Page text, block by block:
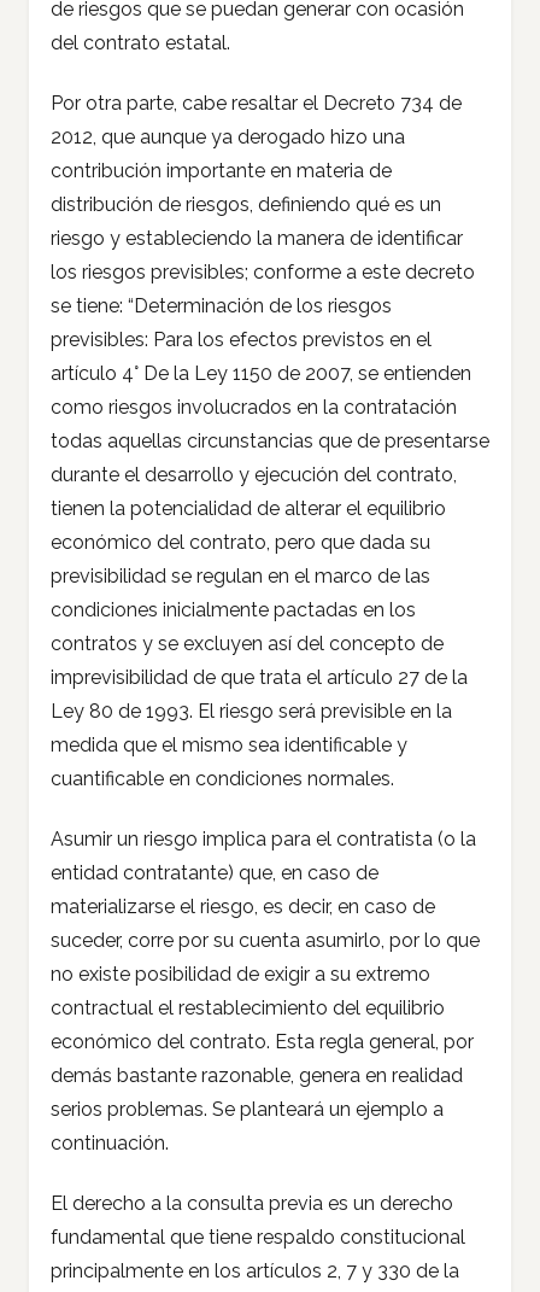
de riesgos que se puedan generar con ocasión
del contrato estatal.
Por otra parte, cabe resaltar el Decreto 734 de
2012, que aunque ya derogado hizo una
contribución importante en materia de
distribución de riesgos, definiendo qué es un
riesgo y estableciendo la manera de identificar
los riesgos previsibles; conforme a este decreto
se tiene: “Determinación de los riesgos
previsibles: Para los efectos previstos en el
artículo 4° De la Ley 1150 de 2007, se entienden
como riesgos involucrados en la contratación
todas aquellas circunstancias que de presentarse
durante el desarrollo y ejecución del contrato,
tienen la potencialidad de alterar el equilibrio
económico del contrato, pero que dada su
previsibilidad se regulan en el marco de las
condiciones inicialmente pactadas en los
contratos y se excluyen así del concepto de
imprevisibilidad de que trata el artículo 27 de la
Ley 80 de 1993. El riesgo será previsible en la
medida que el mismo sea identificable y
cuantificable en condiciones normales.
Asumir un riesgo implica para el contratista (o la
entidad contratante) que, en caso de
materializarse el riesgo, es decir, en caso de
suceder, corre por su cuenta asumirlo, por lo que
no existe posibilidad de exigir a su extremo
contractual el restablecimiento del equilibrio
económico del contrato. Esta regla general, por
demás bastante razonable, genera en realidad
serios problemas. Se planteará un ejemplo a
continuación.
El derecho a la consulta previa es un derecho
fundamental que tiene respaldo constitucional
principalmente en los artículos 2, 7 y 330 de la